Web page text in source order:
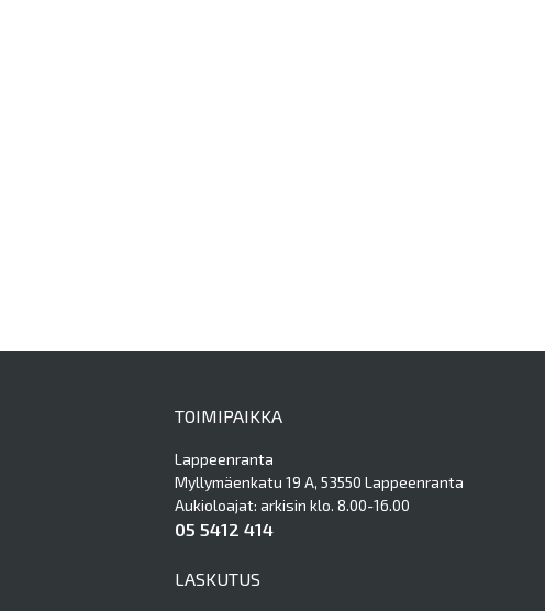
TOIMIPAIKKA
Lappeenranta
Myllymäenkatu 19 A, 53550 Lappeenranta
Aukioloajat: arkisin klo. 8.00-16.00
05 5412 414
LASKUTUS